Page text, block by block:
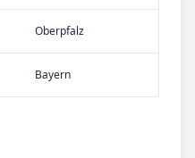
Oberpfalz
Bayern